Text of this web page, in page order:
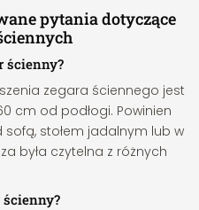
pytania dotyczące
ścienny?
zegara ściennego jest
cm od podłogi. Powinien
stołem jadalnym lub w
była czytelna z różnych